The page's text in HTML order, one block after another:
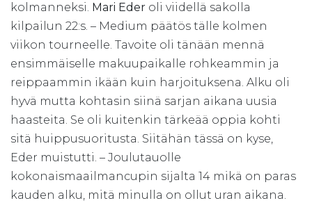
kolmanneksi. Mari Eder oli viidellä sakolla
kilpailun 22:s. – Medium päätös tälle kolmen
viikon tourneelle. Tavoite oli tänään mennä
ensimmäiselle makuupaikalle rohkeammin ja
reippaammin ikään kuin harjoituksena. Alku oli
hyvä mutta kohtasin siinä sarjan aikana uusia
haasteita. Se oli kuitenkin tärkeää oppia kohti
sitä huippusuoritusta. Siitähän tässä on kyse,
Eder muistutti. – Joulutauolle
kokonaismaailmancupin sijalta 14 mikä on paras
kauden alku, mitä minulla on ollut uran aikana.